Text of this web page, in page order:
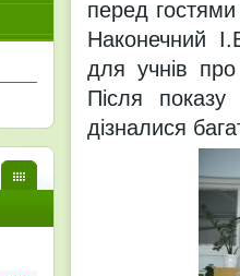
перед
Наконечний
для учнів
Після
дізналися
кален